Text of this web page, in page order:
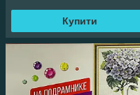
Купити